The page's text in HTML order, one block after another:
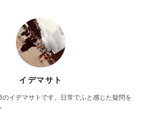
イデマサト
イデマサトです。日常でふと感じた疑問を